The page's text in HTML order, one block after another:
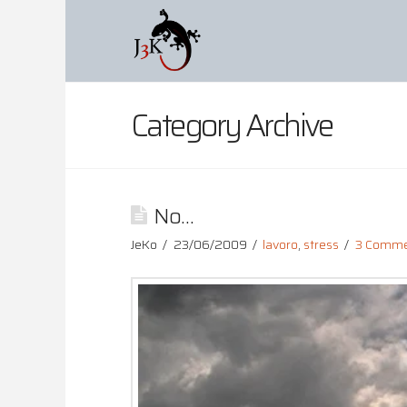
Category Archive
No…
JeKo 23/06/2009 lavoro, stress 3